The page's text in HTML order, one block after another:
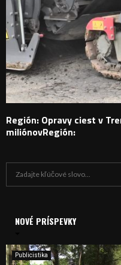
Región: Opravy ciest v
miliónovRegión:
i
e
NOVÉ PRÍSPEVKY
Publicistika